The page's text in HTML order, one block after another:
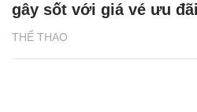
THỂ THAO
gây sốt với giá vé ưu